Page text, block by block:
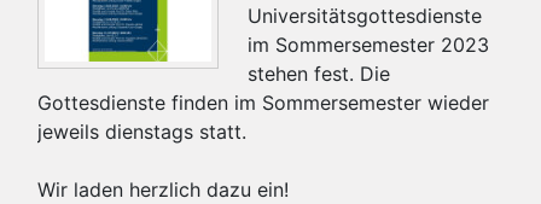
Universitätsgottesdienste
im Sommersemester 2023
stehen fest. Die
Gottesdienste finden im Sommersemester wieder
jeweils dienstags statt.
Wir laden herzlich dazu ein!